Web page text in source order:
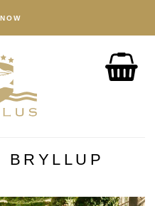
BRYLLUP